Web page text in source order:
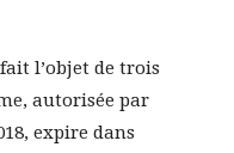
l’objet de trois
autorisée par
expire dans